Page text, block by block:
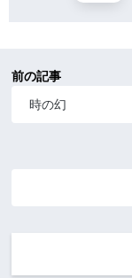
前の記事
時の幻